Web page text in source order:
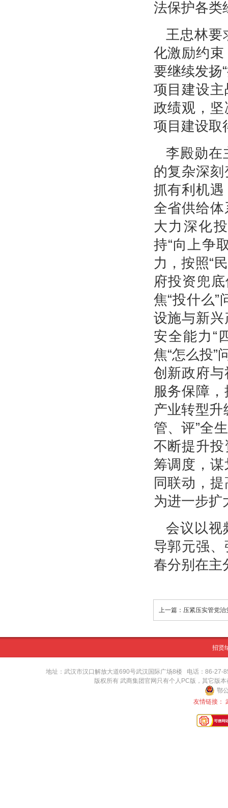
法保护各类
王忠林要
化激励约
要继续发扬
项目建设
政绩观，
项目建设取
李殿勋在
的复杂深
抓有利机
全省供给
大力深化
持“向上争
力，按照“
府投资兜
焦“投什么”
设施与新
安全能力“
焦“怎么投”
创新政府
服务保障
产业转型升
管、评”全
不断提升
筹调度，
同联动，
为进一步扩
会议以视
导郭元强
春分别在主
招贤
地址：武汉市汉口解放大道690号武汉国际广场8楼 电话：86-
版权所有 武商集团官网只有个人PC版，其它版
鄂
友情链接：